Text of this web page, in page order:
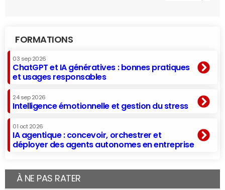
FORMATIONS
03 sep 2026
ChatGPT et IA génératives : bonnes pratiques
et usages responsables
24 sep 2026
Intelligence émotionnelle et gestion du stress
01 oct 2026
IA agentique : concevoir, orchestrer et
déployer des agents autonomes en entreprise
À NE PAS RATER